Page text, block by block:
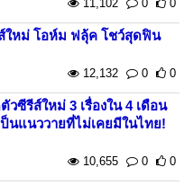
11,102 0 0
ใหม่ โอห์ม ฟลุ้ค โชว์สุดฟิน
12,132 0 0
ซีรีส์ใหม่ 3 เรื่องใน 4 เดือน
นแนววายที่ไม่เคยมีในไทย!
10,655 0 0